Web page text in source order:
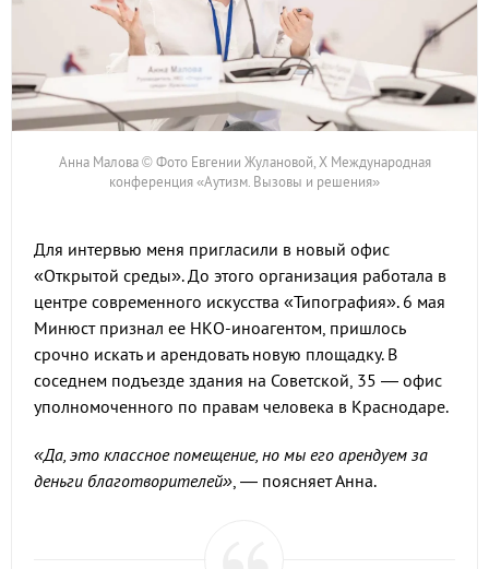
Анна Малова © Фото Евгении Жулановой, Х Международная
конференция «Аутизм. Вызовы и решения»
Для интервью меня пригласили в новый офис
«Открытой среды». До этого организация работала в
центре современного искусства «Типография». 6 мая
Минюст признал ее НКО-иноагентом, пришлось
срочно искать и арендовать новую площадку. В
соседнем подъезде здания на Советской, 35 — офис
уполномоченного по правам человека в Краснодаре.
«Да, это классное помещение, но мы его арендуем за
деньги благотворителей», — поясняет Анна.